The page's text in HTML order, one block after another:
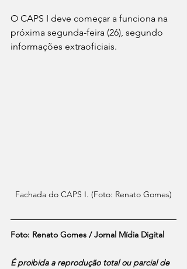
O CAPS I deve começar a funciona na
próxima segunda-feira (26), segundo
informações extraoficiais.
Fachada do CAPS I. (Foto: Renato Gomes)
Foto: Renato Gomes / Jornal Mídia Digital
É proibida a reprodução total ou parcial de